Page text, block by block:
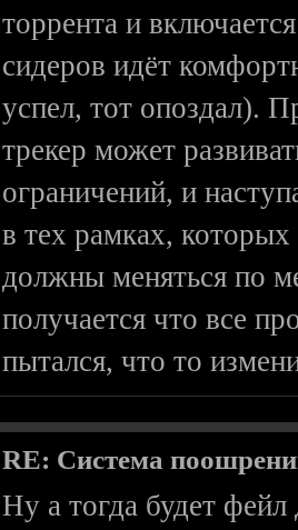
торрента и
сидеров идёт
успел, тот опоздал).
трекер может
ограничений, и
в тех рамках,
должны меняться по
получается что все
пытался, что то
RE: Система
Ну а тогда будет фейл